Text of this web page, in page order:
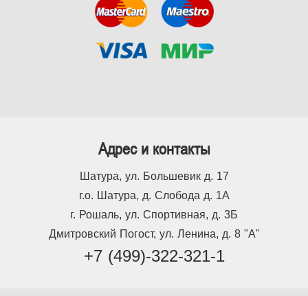
Адрес и контакты
Шатура, ул. Большевик д. 17
г.о. Шатура, д. Слобода д. 1А
г. Рошаль, ул. Спортивная, д. 3Б
Дмитровский Погост, ул. Ленина, д. 8 "А"
+7 (499)-322-321-1